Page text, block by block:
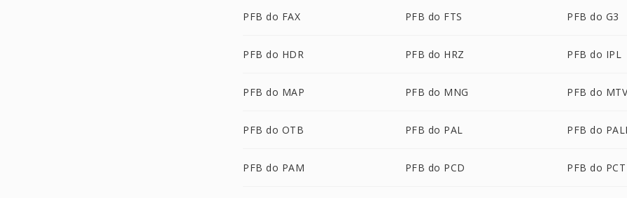
PFB do FAX PFB do FTS PFB do G3
PFB do HDR PFB do HRZ PFB do IPL
PFB do MAP PFB do MNG PFB do
PFB do OTB PFB do PAL PFB do
PFB do PAM PFB do PCD PFB do PCT